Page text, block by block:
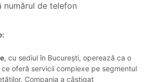
numărul de telefon
, cu sediul în București, operează ca o
oferă servicii complexe pe segmentul
Compania a câștigat